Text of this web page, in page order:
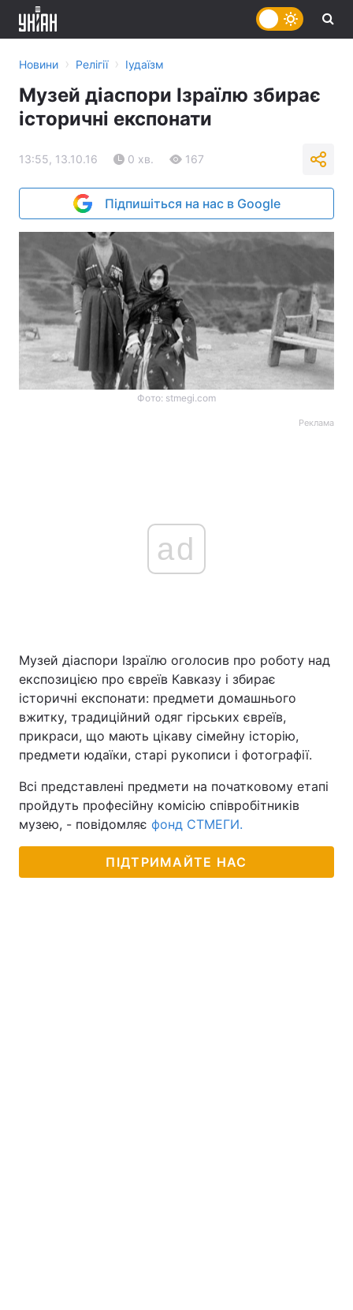
Україна Політика
Економіка Світ
Спорт Наука
Новини › Релігії › Іудаїзм
Музей діаспори Ізраїлю збирає
історичні експонати
13:55, 13.10.16 0 хв. 167
Підпишіться на нас в Google
Фото: stmegi.com
Реклама
ad
Музей діаспори Ізраїлю оголосив про роботу над
експозицією про євреїв Кавказу і збирає
історичні експонати: предмети домашнього
вжитку, традиційний одяг гірських євреїв,
прикраси, що мають цікаву сімейну історію,
предмети юдаїки, старі рукописи і фотографії.
Всі представлені предмети на початковому етапі
пройдуть професійну комісію співробітників
музею, - повідомляє фонд СТМЕГИ.
ПІДТРИМАЙТЕ НАС